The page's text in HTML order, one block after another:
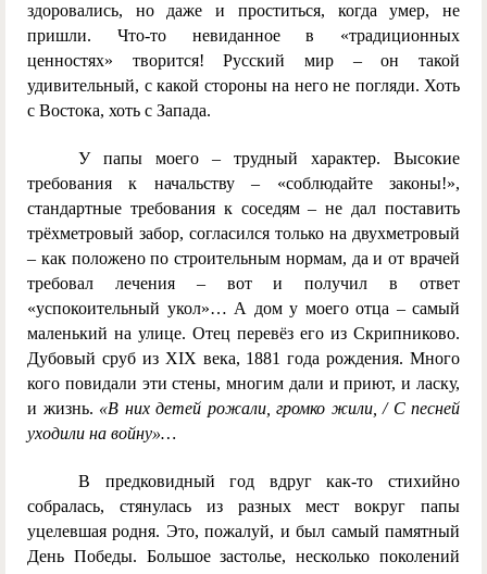
здоровались, но даже и проститься, когда умер, не
пришли. Что-то невиданное в «традиционных
ценностях» творится! Русский мир – он такой
удивительный, с какой стороны на него не погляди. Хоть
с Востока, хоть с Запада.
У папы моего – трудный характер. Высокие
требования к начальству – «соблюдайте законы!»,
стандартные требования к соседям – не дал поставить
трёхметровый забор, согласился только на двухметровый
– как положено по строительным нормам, да и от врачей
требовал лечения – вот и получил в ответ
«успокоительный укол»… А дом у моего отца – самый
маленький на улице. Отец перевёз его из Скрипниково.
Дубовый сруб из XIX века, 1881 года рождения. Много
кого повидали эти стены, многим дали и приют, и ласку,
и жизнь. «В них детей рожали, громко жили, / С песней
уходили на войну»…
В предковидный год вдруг как-то стихийно
собралась, стянулась из разных мест вокруг папы
уцелевшая родня. Это, пожалуй, и был самый памятный
День Победы. Большое застолье, несколько поколений